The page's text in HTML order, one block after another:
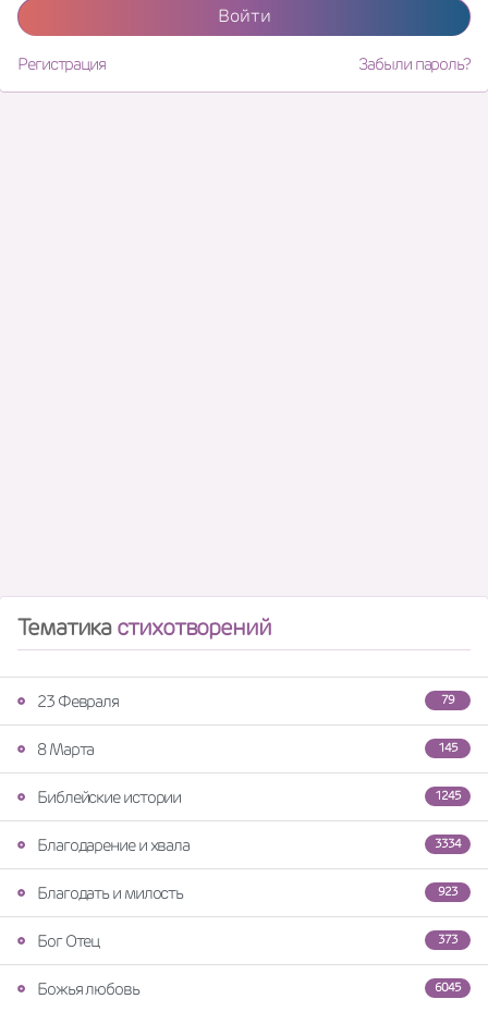
Войти
Регистрация Забыли пароль?
Тематикастихотворений
79
23 Февраля
145
8 Марта
1245
Библейские истории
3334
Благодарение и хвала
923
Благодать и милость
373
Бог Отец
6045
Божья любовь